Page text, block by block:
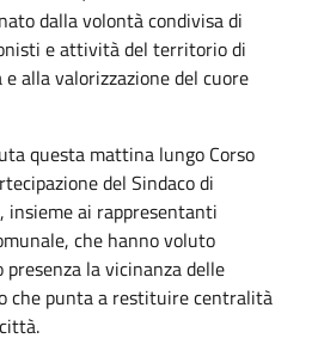
dalla volontà condivisa di
e attività del territorio di
alla valorizzazione del cuore
questa mattina lungo Corso
del Sindaco di
insieme ai rappresentanti
che hanno voluto
la vicinanza delle
che punta a restituire centralità